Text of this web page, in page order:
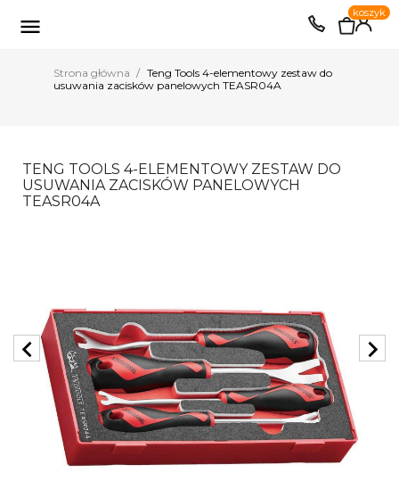
EUR PLN

0
koszyk
Strona główna
Teng Tools 4-elementowy zestaw do
usuwania zacisków panelowych TEASR04A
TENG TOOLS 4-ELEMENTOWY ZESTAW DO
USUWANIA ZACISKÓW PANELOWYCH
TEASR04A
chevron_left chevron_right